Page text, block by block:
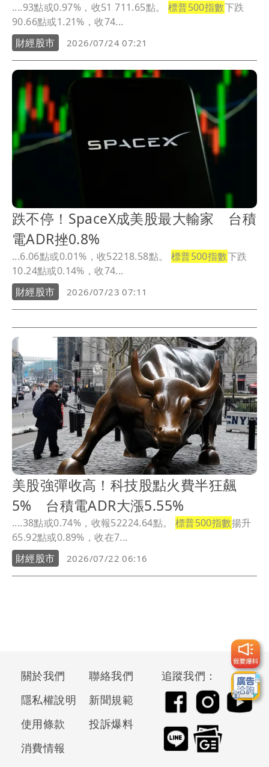
....93點或0.97%，收51 711.65點。 標普500指數下跌
90.66點或1.21%，收74...
財經股市
2026/07/24 07:21
跌不停！SpaceX成美股最大輸家 台積
電ADR挫0.8%
...6.06點或0.01%，收52218.58點。 標普500指數下跌
10.24點或0.14%，收74...
財經股市
2026/07/23 07:11
美股強彈收高！科技股點火費半狂飆
5% 台積電ADR大漲5.55%
....38點或0.74%，收報52224.64點。 標普500指數揚升
65.92點或0.89%，收在7...
財經股市
2026/07/22 06:16
關於我們
聯絡我們
隱私權說明
新聞規範
使用條款
投訴爆料
消費情報
追蹤我們：